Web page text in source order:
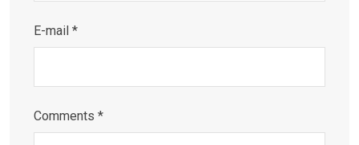
E-mail *
Comments *